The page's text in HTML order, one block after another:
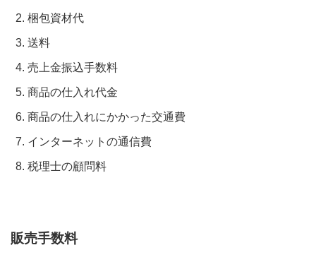
梱包資材代
送料
売上金振込手数料
商品の仕入れ代金
商品の仕入れにかかった交通費
インターネットの通信費
税理士の顧問料
販売手数料